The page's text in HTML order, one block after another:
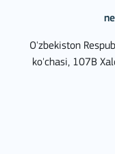
O'zbekiston
ko'chasi, 107B